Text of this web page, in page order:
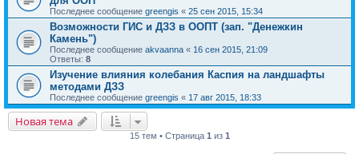
Последнее сообщение greengis « 25 сен 2015, 15:34
Возможности ГИС и ДЗЗ в ООПТ (зап. "Денежкин
Камень")
Последнее сообщение akvaanna « 16 сен 2015, 21:09
Ответы: 8
Изучение влияния колебания Каспия на ландшафты
методами ДЗЗ
Последнее сообщение greengis « 17 авг 2015, 18:33
Новая тема
15 тем • Страница 1 из 1